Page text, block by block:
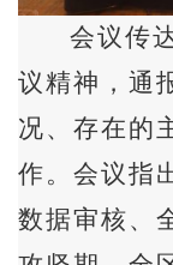
会议传
议精神，通
况、存在的
作。会议指
数据审核、